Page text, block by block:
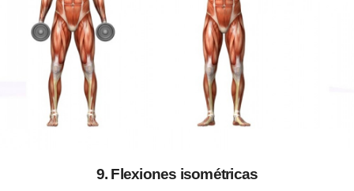
9. Flexiones isométricas